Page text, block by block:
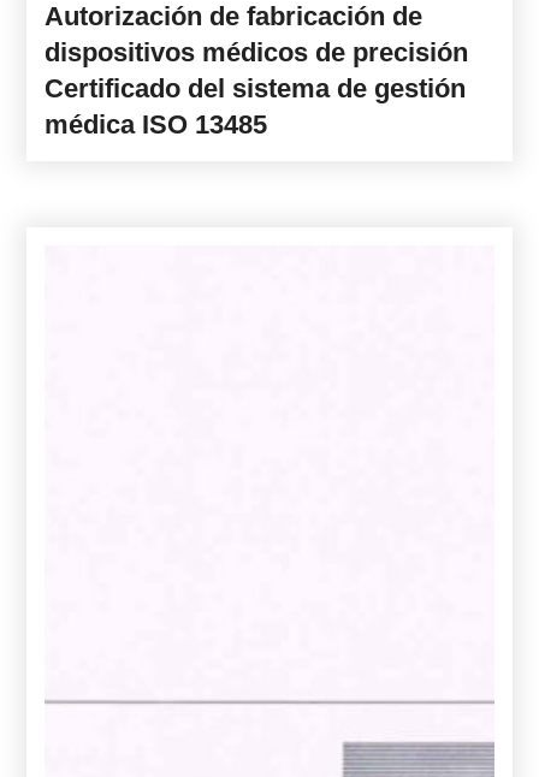
Autorización de fabricación de
dispositivos médicos de precisión
Certificado del sistema de gestión
médica ISO 13485